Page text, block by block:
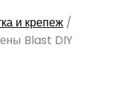
и крепеж /
Blast DIY